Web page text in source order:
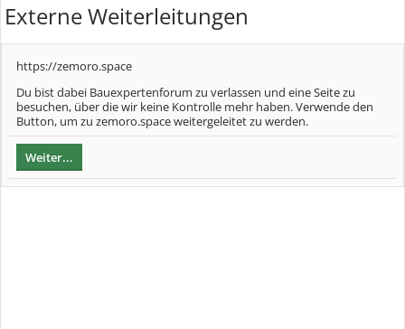
Externe Weiterleitungen
https://zemoro.space
Du bist dabei Bauexpertenforum zu verlassen und eine Seite zu
besuchen, über die wir keine Kontrolle mehr haben. Verwende den
Button, um zu zemoro.space weitergeleitet zu werden.
Weiter...